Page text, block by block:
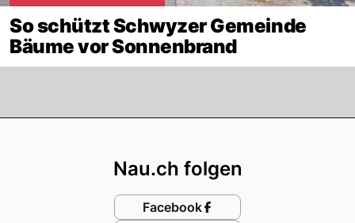
So schützt Schwyzer Gemeinde
Bäume vor Sonnenbrand
Nau.ch folgen
Facebook